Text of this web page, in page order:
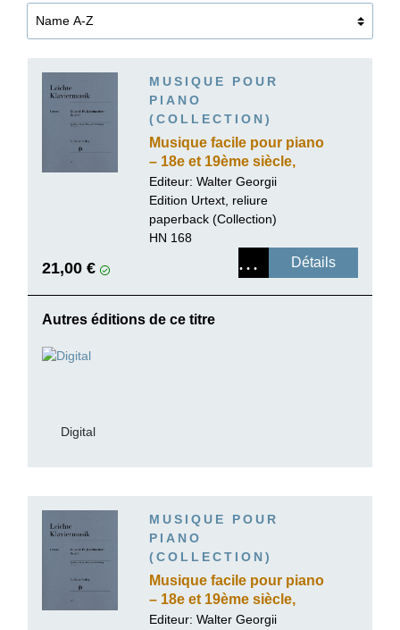
MUSIQUE POUR
PIANO
(COLLECTION)
Musique facile pour piano
– 18e et 19ème siècle,
volume II
Editeur: Walter Georgii
Edition Urtext, reliure
paperback (Collection)
HN 168
21,00 € Détails
Autres éditions de ce titre
Digital
MUSIQUE POUR
PIANO
(COLLECTION)
Musique facile pour piano
– 18e et 19ème siècle,
volume I
Editeur: Walter Georgii